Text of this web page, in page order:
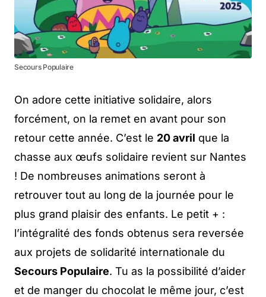
Secours Populaire
On adore cette initiative solidaire, alors
forcément, on la remet en avant pour son
retour cette année. C’est le 20 avril que la
chasse aux œufs solidaire revient sur Nantes
! De nombreuses animations seront à
retrouver tout au long de la journée pour le
plus grand plaisir des enfants. Le petit + :
l’intégralité des fonds obtenus sera reversée
aux projets de solidarité internationale du
Secours Populaire. Tu as la possibilité d’aider
et de manger du chocolat le même jour, c’est